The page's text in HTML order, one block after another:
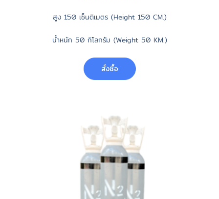
สูง 150 เซ็นติเมตร (Height 150 CM.)
น้ำหนัก 50 กิโลกรัม (Weight 50 KM.)
สั่งซื้อ